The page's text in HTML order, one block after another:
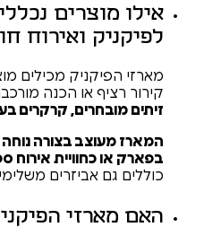
נכללים במארזים
ואירוח חוץ?
מכילים מוצרים מוכנים
או הכנה מורכבת, כמויינות
קרקרים בעבודת יד וחטיפים
בצורה נוחה לנשיאה ומותאם
אירוח ספונטנית ואיכותית .
אביזרים משלימים כמו מפיות או
הפיקניק מכילים